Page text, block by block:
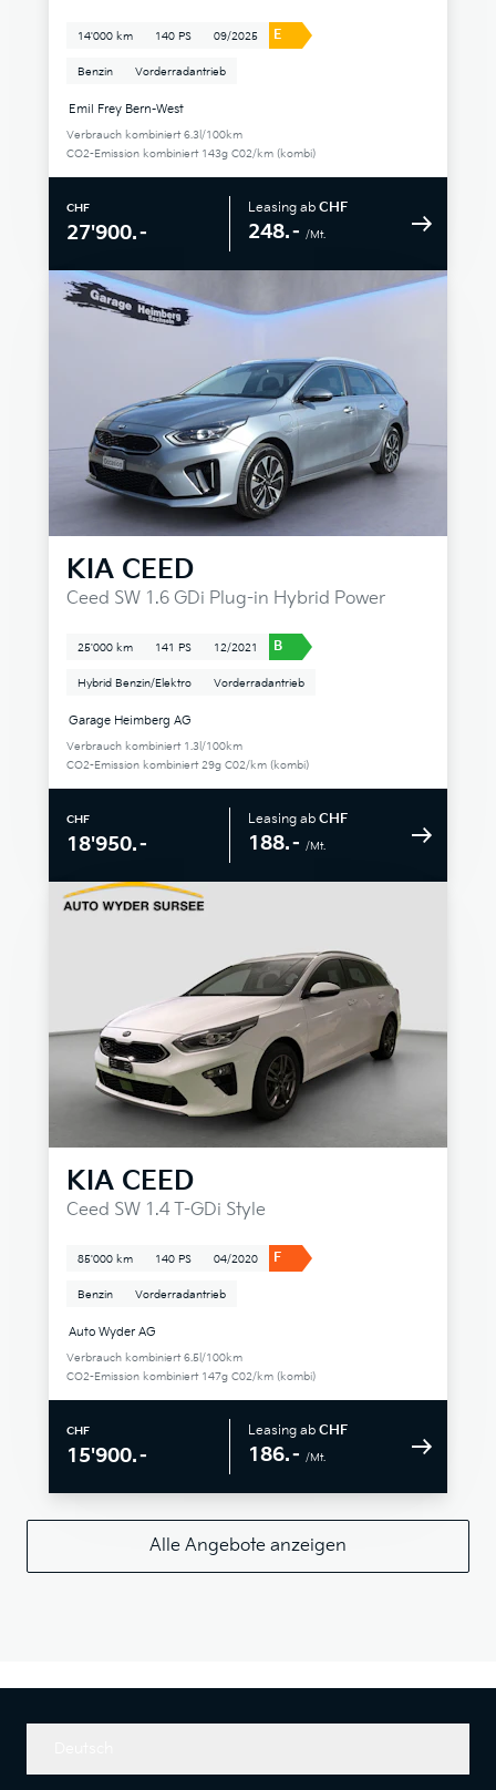
14'000 km 140 PS 09/2025 E
Benzin Vorderradantrieb
Emil Frey Bern-West
Verbrauch kombiniert 6.3l/100km
CO2-Emission kombiniert 143g C02/km (kombi)
CHF
27'900.–
Leasing ab CHF
248.– /Mt.
KIA CEED
Ceed SW 1.6 GDi Plug-in Hybrid Power
25'000 km 141 PS 12/2021 B
Hybrid Benzin/Elektro Vorderradantrieb
Garage Heimberg AG
Verbrauch kombiniert 1.3l/100km
CO2-Emission kombiniert 29g C02/km (kombi)
CHF
18'950.–
Leasing ab CHF
188.– /Mt.
KIA CEED
Ceed SW 1.4 T-GDi Style
85'000 km 140 PS 04/2020 F
Benzin Vorderradantrieb
Auto Wyder AG
Verbrauch kombiniert 6.5l/100km
CO2-Emission kombiniert 147g C02/km (kombi)
CHF
15'900.–
Leasing ab CHF
186.– /Mt.
Alle Angebote anzeigen